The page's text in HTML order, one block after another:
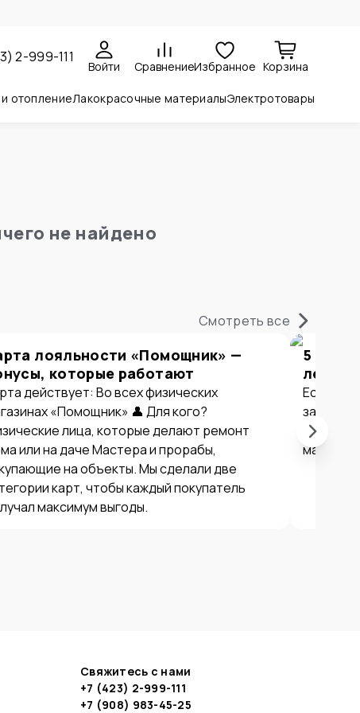
2-999-111
Войти СравнениеИзбранное Корзина
отоплениеЛакокрасочные материалыЭлектротовары
не найдено
Смотреть все
лояльности «Помощник» —
которые работают
действует: Во всех физических
«Помощник» 👤 Для кого?
лица, которые делают ремонт
или на даче Мастера и прорабы,
на объекты. Мы сделали две
карт, чтобы каждый покупатель
максимум выгоды.
5
летом
Если вы
причин
Свяжитесь с нами
+7 (423) 2-999-111
+7 (908) 983-45-25